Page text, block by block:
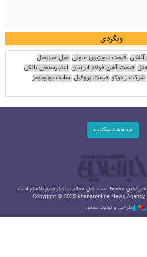
وبگردی
قیمت تلویزیون سونی مبل مینیمال
قیمت آهن فولاد ایرانیان اعتبارسنجی بانکی
شرکت رادوکو قیمت پروفیل سایت یوتوتایمز
نسخه دسکتاپ
محفوظ است. نقل مطالب با ذکر منبع بلامانع است.
Copyright © 2025 khabaronline News
طراحی و تولید: نستوه